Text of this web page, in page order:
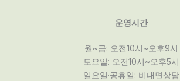
운영시간
월~금: 오전10시~오후9시
토요일: 오전10시~오후5시
일요일·공휴일: 비대면상담